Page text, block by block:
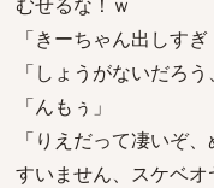
「きーちゃん出しすぎ
「しょうがないだろ
「んもぅ」
「りえだって凄いぞ
すいません、スケベ